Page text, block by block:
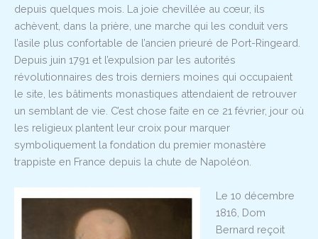
depuis quelques mois. La joie chevillée au cœur, ils
achèvent, dans la prière, une marche qui les conduit vers
l’asile plus confortable de l’ancien prieuré de Port-Ringeard.
Depuis juin 1791 et l’expulsion par les autorités
révolutionnaires des trois derniers moines qui occupaient
le site, les bâtiments monastiques attendaient de retrouver
un semblant de vie. C’est chose faite en ce 21 février, jour où
les religieux plantent leur croix pour marquer
symboliquement la fondation du premier monastère
trappiste en France depuis la chute de Napoléon.
Le 10 décembre
1816, Dom
Bernard reçoit